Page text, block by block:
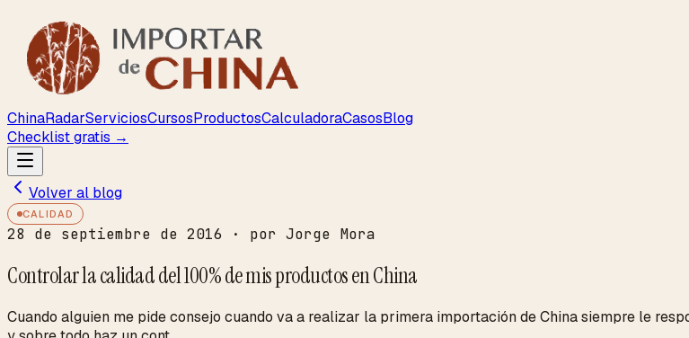
ChinaRadarServiciosCursosProductosCalculadoraCasosBlog
Checklist gratis →
Volver al blog
CALIDAD
28 de septiembre de 2016 · por Jorge Mora
Controlar la calidad del 100% de mis productos en China
Cuando alguien me pide consejo cuando va a realizar la primera importación de China siempre le